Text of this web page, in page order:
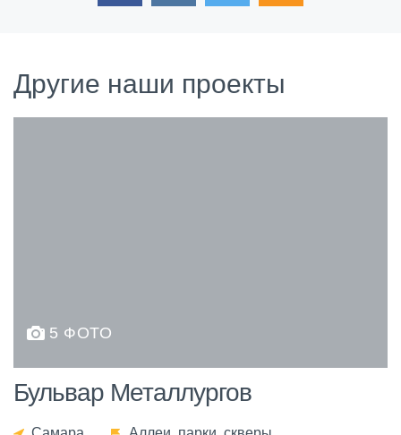
Другие наши проекты
5 ФОТО
Бульвар Металлургов